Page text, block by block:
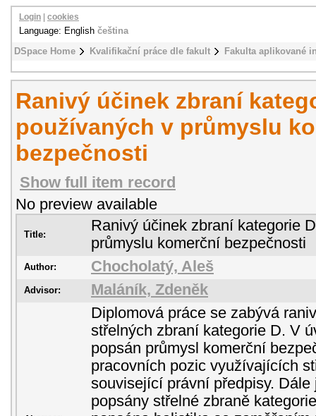
DSpace Home Kvalifikační práce dle fakult Fakulta aplikované
Login cookies
Language: English čeština
Ranivý účinek zbraní
používaných v průmyslu
bezpečnosti
Show full item record
No preview available
Title:
Ranivý účinek zbraní kategorie
průmyslu komerční bezpečnosti
Author: Chocholatý, Aleš
Advisor: Maláník, Zdeněk
Diplomová práce se zabývá
střelných zbraní kategorie D. V
popsán průmysl komerční
pracovních pozic využívajících
související právní předpisy. Dále
popsány střelné zbraně